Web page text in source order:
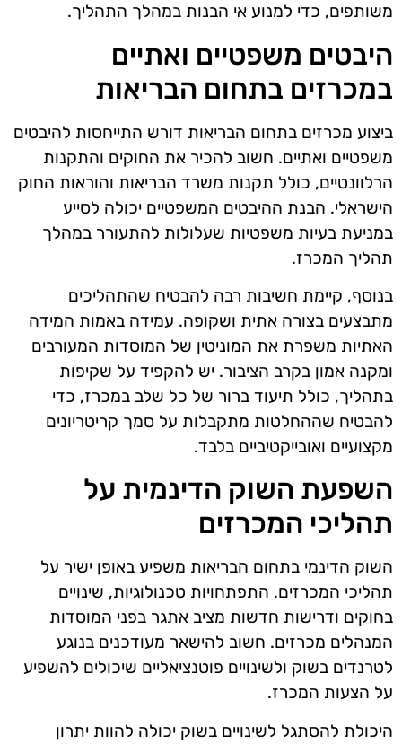
משותפים, כדי למנוע אי הבנות במהלך התהליך.
היבטים משפטיים ואתיים
במכרזים בתחום הבריאות
ביצוע מכרזים בתחום הבריאות דורש התייחסות להיבטים
משפטיים ואתיים. חשוב להכיר את החוקים והתקנות
הרלוונטיים, כולל תקנות משרד הבריאות והוראות החוק
הישראלי. הבנת ההיבטים המשפטיים יכולה לסייע
במניעת בעיות משפטיות שעלולות להתעורר במהלך
תהליך המכרז.
בנוסף, קיימת חשיבות רבה להבטיח שהתהליכים
מתבצעים בצורה אתית ושקופה. עמידה באמות המידה
האתיות משפרת את המוניטין של המוסדות המעורבים
ומקנה אמון בקרב הציבור. יש להקפיד על שקיפות
בתהליך, כולל תיעוד ברור של כל שלב במכרז, כדי
להבטיח שההחלטות מתקבלות על סמך קריטריונים
מקצועיים ואובייקטיביים בלבד.
השפעת השוק הדינמית על
תהליכי המכרזים
השוק הדינמי בתחום הבריאות משפיע באופן ישיר על
תהליכי המכרזים. התפתחויות טכנולוגיות, שינויים
בחוקים ודרישות חדשות מציב אתגר בפני המוסדות
המנהלים מכרזים. חשוב להישאר מעודכנים בנוגע
לטרנדים בשוק ולשינויים פוטנציאליים שיכולים להשפיע
על הצעות המכרז.
היכולת להסתגל לשינויים בשוק יכולה להוות יתרון